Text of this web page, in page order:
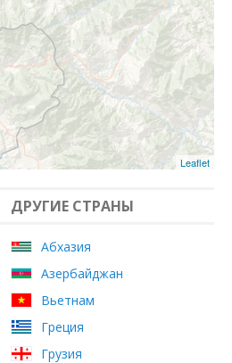
Leaflet
ДРУГИЕ СТРАНЫ
Абхазия
Азербайджан
Вьетнам
Греция
Грузия